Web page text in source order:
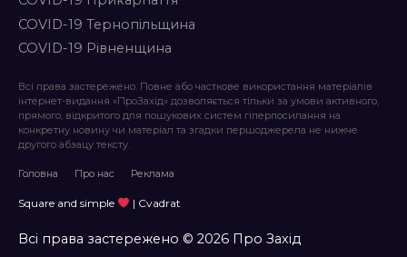
COVID-19 Тернопільщина
COVID-19 Рівненщина
Всі права застережено. Повне або часткове використання матеріалів
інтернет-видання «ПроЗахід» дозволяється тільки за умови активного,
прямого, відкритого для пошукових систем гіперпосилання на
конкретну новину чи матеріал та згадки першоджерела не нижче
другого абзацу тексту.
Головна Про нас Реклама
Square and simple | Cvadrat
Всі права застережено © 2026 Про Захід